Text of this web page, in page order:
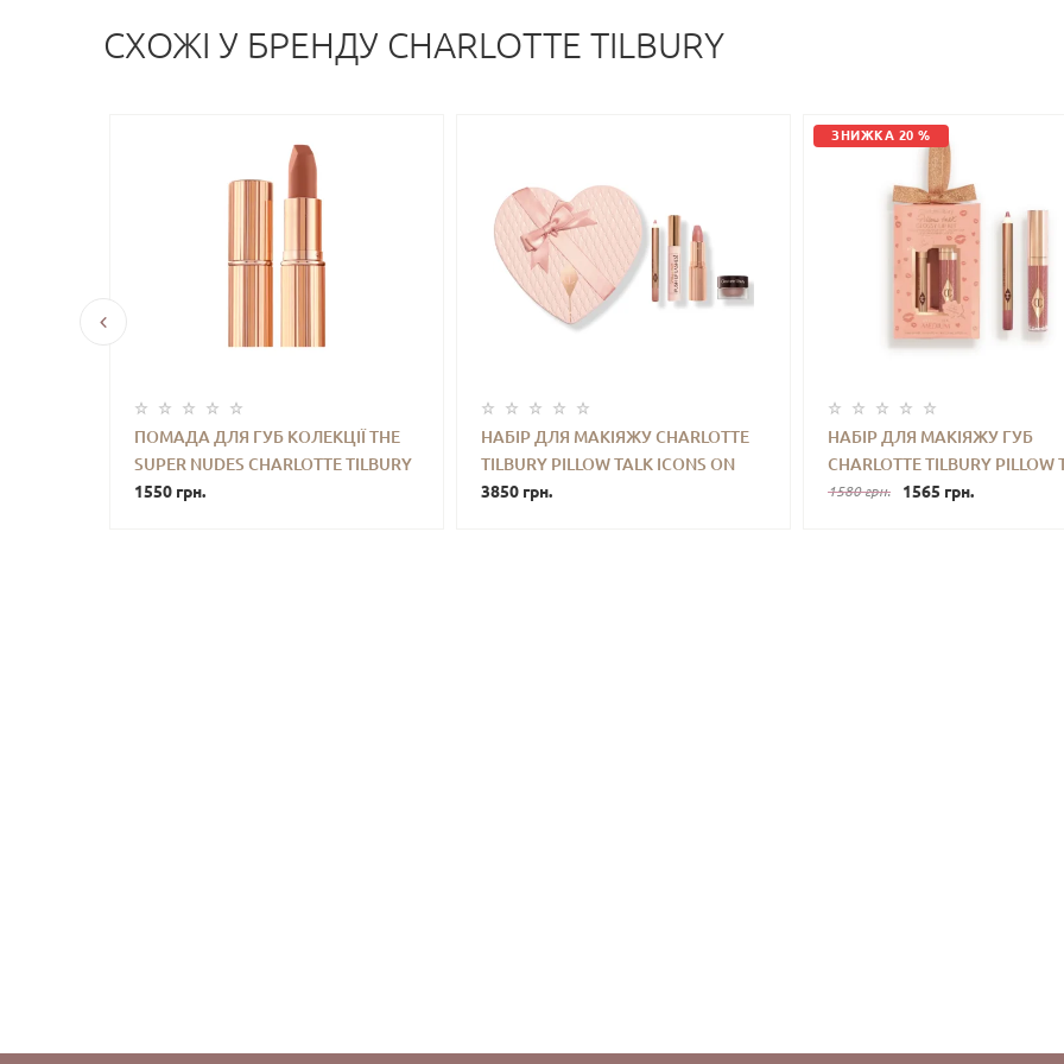
СХОЖI У БРЕНДУ CHARLOTTE TILBURY
ПОМАДА ДЛЯ ГУБ КОЛЕКЦІЇ THE
SUPER NUDES CHARLOTTE TILBURY
(CATWALKING) 3.5 G
1550 грн.
НАБІР ДЛЯ МАКІЯЖУ CHARLOTTE
TILBURY PILLOW TALK ICONS ON
THE GO
3850 грн.
ЗНИЖКА 20 %
НАБІР ДЛЯ МАКІЯЖУ ГУБ
CHARLOTTE TILBURY PILLOW
MINI GLOSSY LIPS DUO (PILLOW
1580 грн. 1565 грн.